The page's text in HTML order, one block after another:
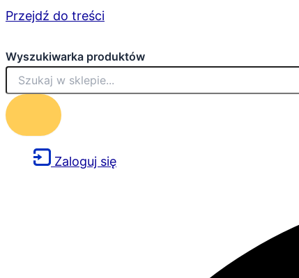
Przejdź do treści
Wyszukiwarka produktów
Zaloguj się